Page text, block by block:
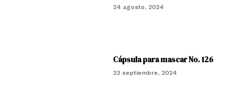
24 agosto, 2024
Cápsula para mascar No. 126
23 septiembre, 2024